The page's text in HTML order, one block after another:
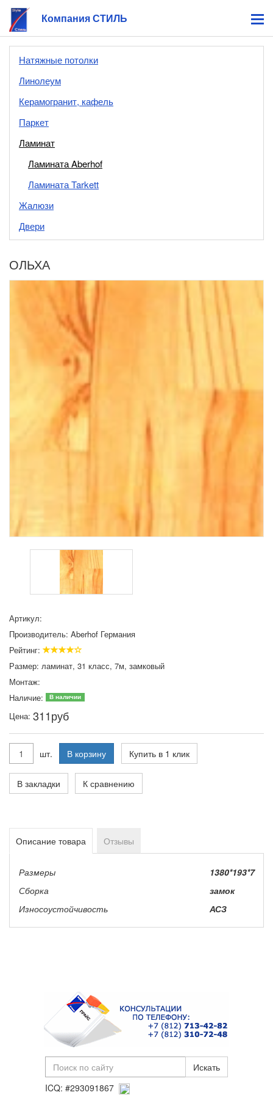
Компания СТИЛЬ
Натяжные потолки
Линолеум
Керамогранит, кафель
Паркет
Ламинат
Ламината Aberhof
Ламината Tarkett
Жалюзи
Двери
ОЛЬХА
Артикул:
Производитель: Aberhof Германия
Рейтинг:
Размер: ламинат, 31 класс, 7м, замковый
Монтаж:
Наличие:
В наличии
Цена: 311руб
шт. В корзину Купить в 1 клик
В закладки К сравнению
Описание товара Отзывы
Размеры
1380*193*7
Сборка
замок
Износоустойчивость
АСЗ
ICQ: #293091867